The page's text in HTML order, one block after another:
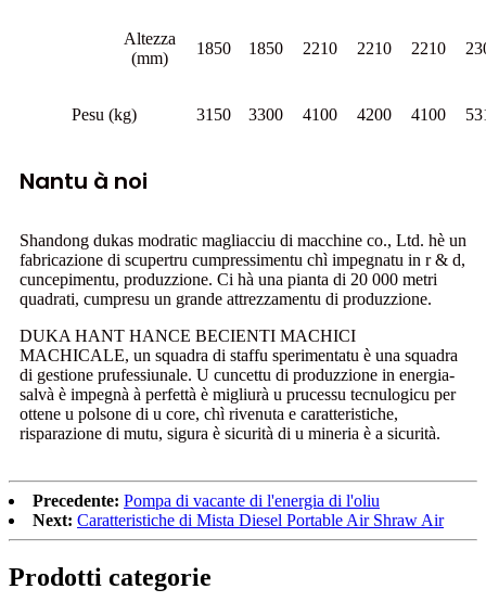
Altezza
(mm)
1850 1850 2210 2210 2210
Pesu (kg) 3150 3300 4100 4200 4100
Nantu à noi
Shandong dukas modratic magliacciu di macchine co., Ltd. hè un
fabricazione di scupertru cumpressimentu chì impegnatu in r & d,
cuncepimentu, produzzione. Ci hà una pianta di 20 000 metri
quadrati, cumpresu un grande attrezzamentu di produzzione.
DUKA HANT HANCE BECIENTI MACHICI
MACHICALE, un squadra di staffu sperimentatu è una squadra
di gestione prufessiunale. U cuncettu di produzzione in energia-
salvà è impegnà à perfettà è migliurà u prucessu tecnulogicu per
ottene u polsone di u core, chì rivenuta e caratteristiche,
risparazione di mutu, sigura è sicurità di u mineria è a sicurità.
Precedente: Pompa di vacante di l'energia di l'oliu
Next: Caratteristiche di Mista Diesel Portable Air Shraw Air
Prodotti categorie